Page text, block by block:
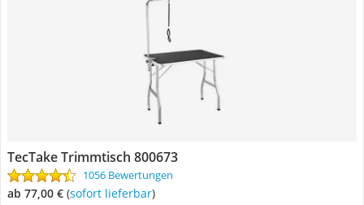
TecTake Trimmtisch 800673
1056 Bewertungen
ab 77,00 € ( Sofort lieferbar)